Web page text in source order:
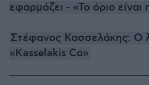
εφαρμόζει - «Το όριο είναι
Στέφανος Κασσελάκης: Ο
«Kasselakis Co»